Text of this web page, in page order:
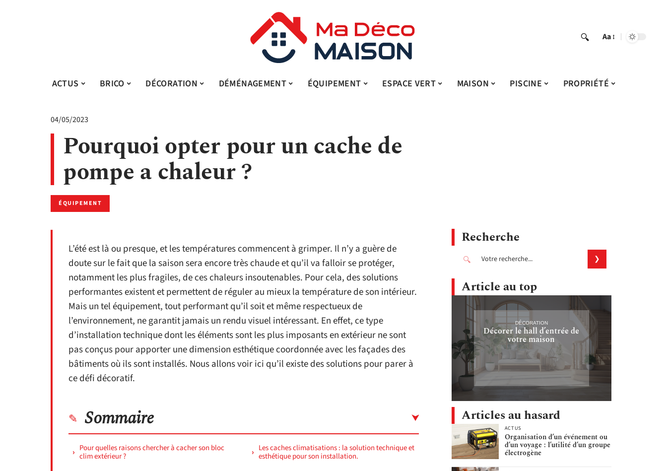
Aa
ACTUS BRICO DÉCORATION DÉMÉNAGEMENT ÉQUIPEMENT ESPACE VERT MAISON PISCINE PROPRIÉTÉ
04/05/2023
Pourquoi opter pour un cache de
pompe a chaleur ?
ÉQUIPEMENT
L’été est là ou presque, et les températures commencent à grimper. Il n’y a guère de
doute sur le fait que la saison sera encore très chaude et qu’il va falloir se protéger,
notamment les plus fragiles, de ces chaleurs insoutenables. Pour cela, des solutions
performantes existent et permettent de réguler au mieux la température de son intérieur.
Mais un tel équipement, tout performant qu’il soit et même respectueux de
l’environnement, ne garantit jamais un rendu visuel intéressant. En effet, ce type
d’installation technique dont les éléments sont les plus imposants en extérieur ne sont
pas conçus pour apporter une dimension esthétique coordonnée avec les façades des
bâtiments où ils sont installés. Nous allons voir ici qu’il existe des solutions pour parer à
ce défi décoratif.
Sommaire
Pour quelles raisons chercher à cacher son bloc
clim extérieur ?
Les caches climatisations : la solution technique et
esthétique pour son installation.
Recherche
Article au top
DÉCORATION
Décorer le hall d’entrée de
votre maison
Articles au hasard
ACTUS
Organisation d’un événement ou
d’un voyage : l’utilité d’un groupe
électrogène